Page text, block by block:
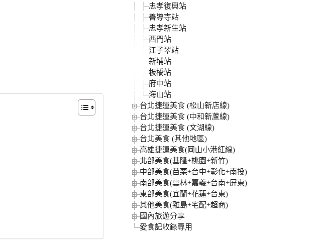
忠孝復興站
善導寺站
忠孝新生站
西門站
江子翠站
新埔站
板橋站
府中站
海山站
台北捷運美食 (松山新店線)
台北捷運美食 (中和新蘆線)
台北捷運美食 (文湖線)
台北美食 (其他地區)
高雄捷運美食(岡山小港紅線)
北部美食(基隆+桃園+新竹)
中部美食(苗栗+台中+彰化+南投)
南部美食(雲林+嘉義+台南+屏東)
東部美食(宜蘭+花蓮+台東)
其他美食(離島+宅配+超商)
國內旅遊分享
愛食記收錄專用